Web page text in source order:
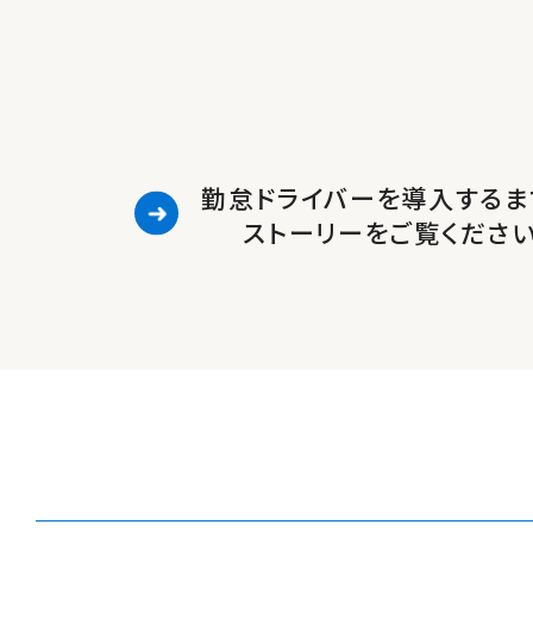
勤怠ドライバーを導入する
ストーリーをご覧くださ